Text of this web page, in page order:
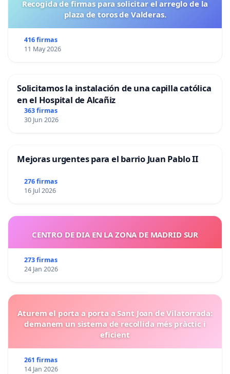
Recogida de firmas para solicitar el arreglo de la
plaza de toros de Valderas.
416 firmas
11 May 2026
Solicitamos la instalación de una capilla católica
en el Hospital de Alcañiz
363 firmas
30 Jun 2026
Mejoras urgentes para el barrio Juan Pablo II
276 firmas
16 Jul 2026
CENTRO DE DIA EN LA ZONA DE MADRID SUR
273 firmas
24 Jan 2026
Aturem el porta a porta a Sant Joan de Vilatorrada:
demanem un sistema de recollida més pràctic i
eficient
261 firmas
14 Jan 2026